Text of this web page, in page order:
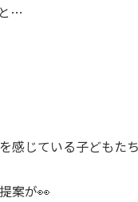
…
感じている子どもた
案が👀